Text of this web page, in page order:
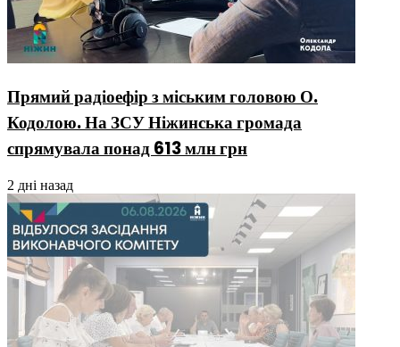
Прямий радіоефір з міським головою О.
Кодолою. На ЗСУ Ніжинська громада
спрямувала понад 613 млн грн
2 дні назад